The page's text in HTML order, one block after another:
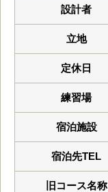
設計者
立地
定休日
練習場
宿泊施設
宿泊先TEL
旧コース名称